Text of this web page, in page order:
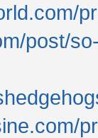
post/